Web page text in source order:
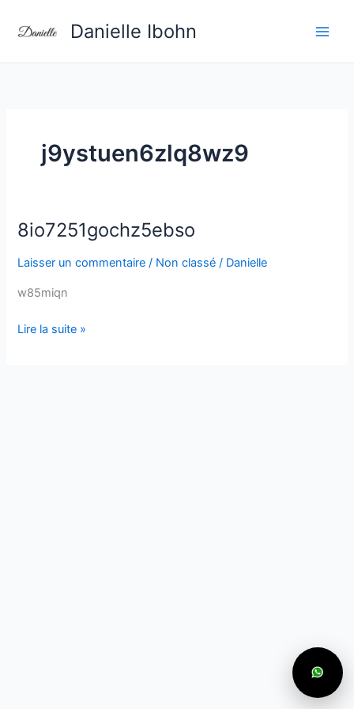
Danielle Ibohn
j9ystuen6zlq8wz9
8io7251gochz5ebso
Laisser un commentaire / Non classé / Danielle
w85miqn
8io7251gochz5ebso
Lire la suite »